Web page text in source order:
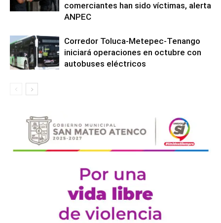
comerciantes han sido víctimas, alerta
ANPEC
Corredor Toluca-Metepec-Tenango
iniciará operaciones en octubre con
autobuses eléctricos